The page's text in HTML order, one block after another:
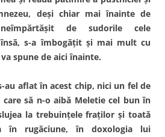
deşi chiar mai înainte de
de sudorile cele
s-a îmbogăţit şi mai mult cu
spune de aici înainte.
au aflat în acest chip, nici un fel de
să n-o aibă Meletie cel bun în
la trebuinţele fraţilor şi toată
în rugăciune, în doxologia lui